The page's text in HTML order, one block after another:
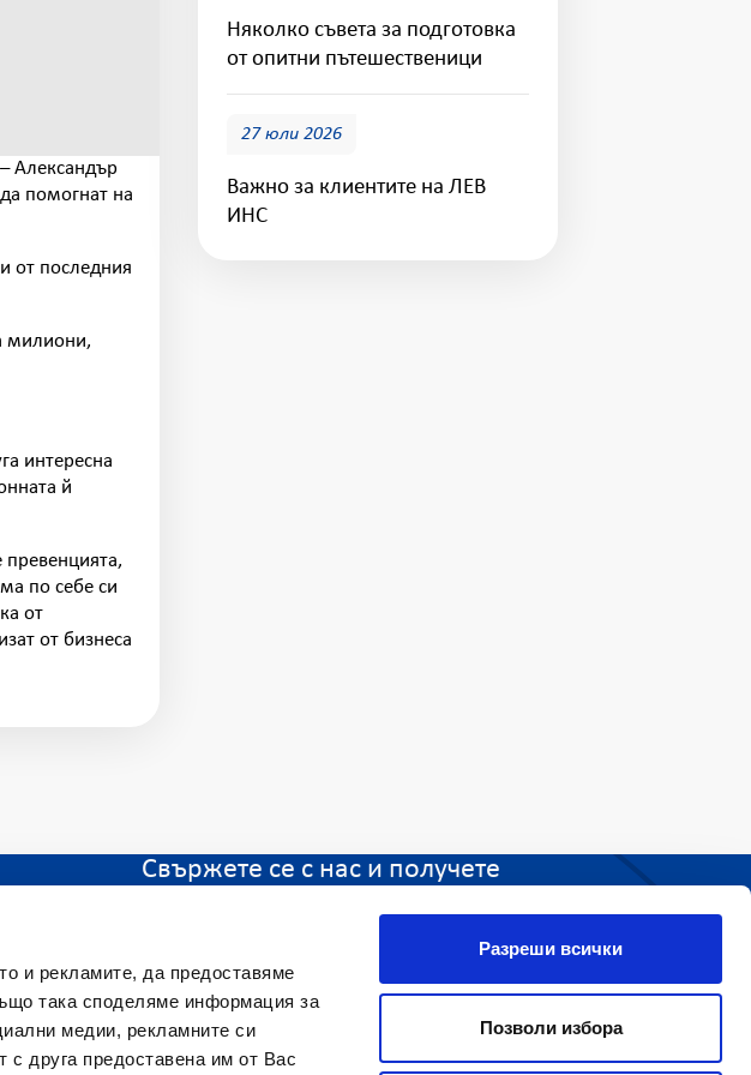
и рекламите, да предоставяме
така споделяме информация за
медии, рекламните си
с друга предоставена им от Вас
Разреши всички
Позволи избора
Александър
помогнат на
от последния
милиони,
интересна
й
превенцията,
по себе си
от
от бизнеса
Няколко съвета за подготовка
от опитни пътешественици
27 юли 2026
Важно за клиентите на ЛЕВ
ИНС
Свържете се с нас и получете
Попитайте ни